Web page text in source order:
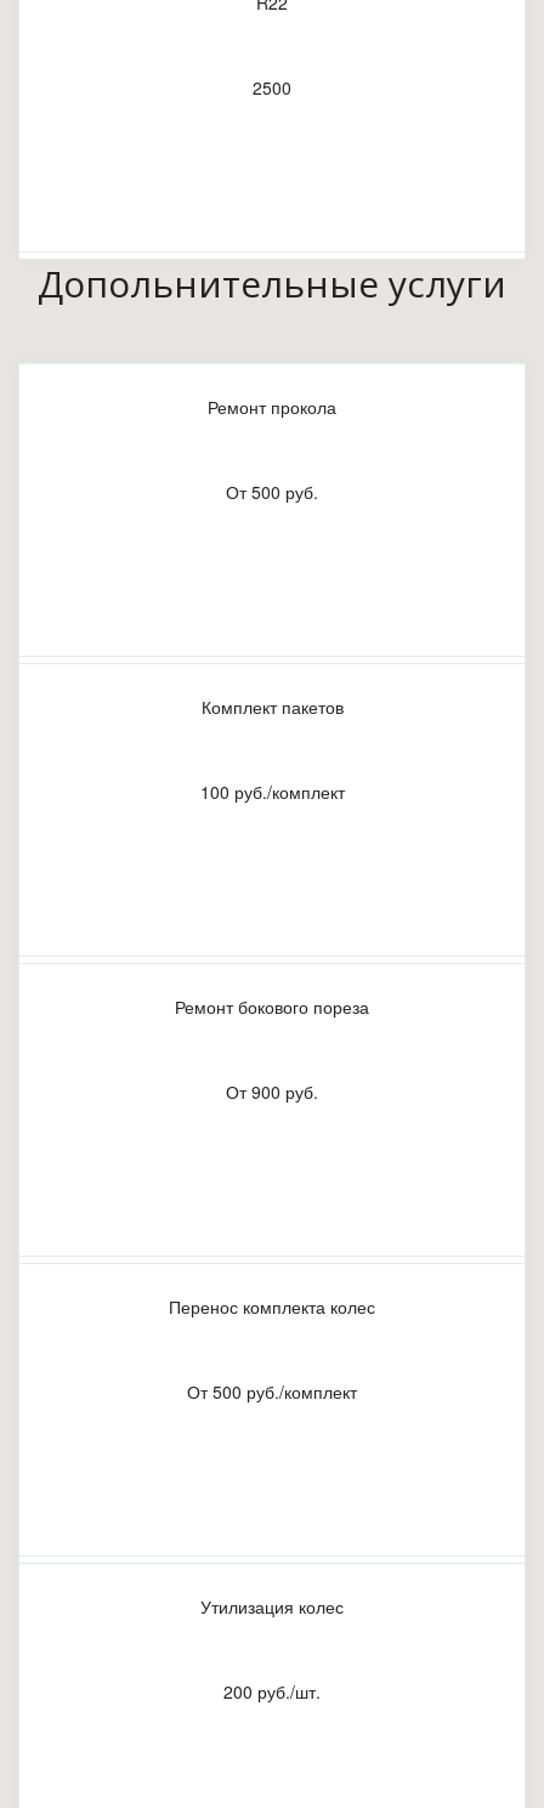
2500
Допольнительные услуги
Ремонт прокола
От 500 руб.
Комплект пакетов
100 руб./комплект
Ремонт бокового пореза
От 900 руб.
Перенос комплекта колес
От 500 руб./комплект
Утилизация колес
200 руб./шт.